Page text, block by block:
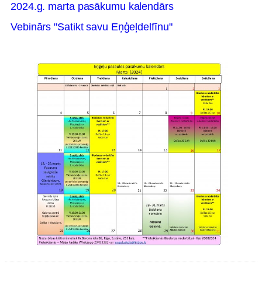
2024.g. marta pasākumu kalendārs
Vebinārs "Satikt savu Eņģeļdelfīnu"